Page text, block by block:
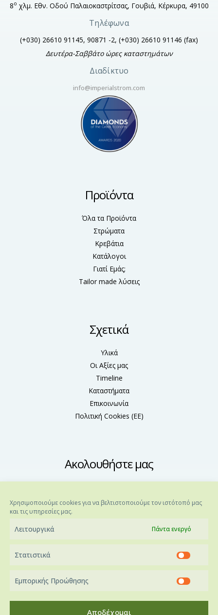
Χρησιμοποιούμε cookies για να βελτιστοποιούμε τον ιστότοπό μας
και τις υπηρεσίες μας.
Λειτουργικά Πάντα ενεργό
Στατιστικά
Εμπορικής Προώθησης
Αποδέχομαι
8ο χλμ. Εθν. Οδού Παλαιοκαστρίτσας, Γουβιά, Κέρκυρα, 49100
Τηλέφωνα
(+030) 26610 91145, 90871 -2, (+030) 26610 91146 (fax)
Δευτέρα-Σαββάτο ώρες καταστημάτων
Διαδίκτυο
info@imperialstrom.com
Προϊόντα
Όλα τα Προϊόντα
Στρώματα
Κρεβάτια
Κατάλογοι
Γιατί Εμάς;
Tailor made λύσεις
Σχετικά
Υλικά
Οι Αξίες μας
Timeline
Καταστήματα
Επικοινωνία
Πολιτική Cookies (ΕΕ)
Ακολουθήστε μας